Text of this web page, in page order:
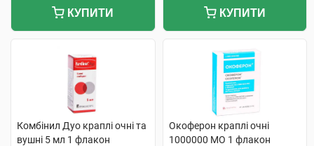
КУПИТИ КУПИТИ
Комбінил Дуо краплі очні та
вушні 5 мл 1 флакон
Окоферон краплі очні
1000000 МО 1 флакон